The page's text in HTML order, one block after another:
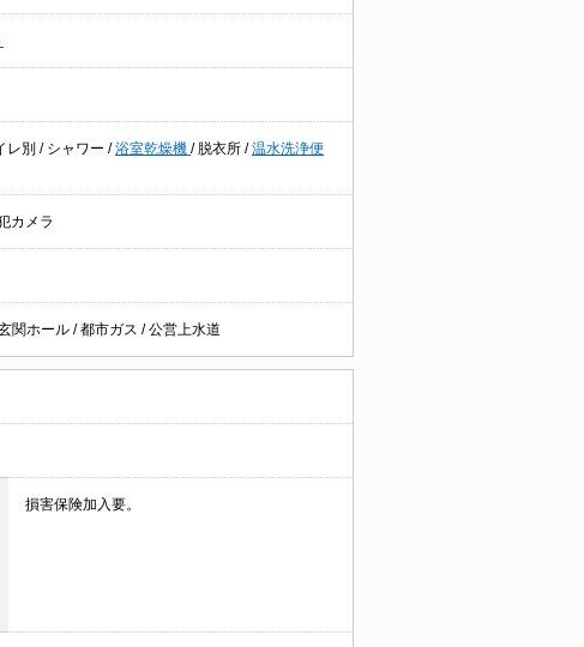
レ別 / シャワー /浴室乾燥機 / 脱衣所 /温水洗浄便
カメラ
関ホール /都市ガス /公営上水道
損害保険加入要。